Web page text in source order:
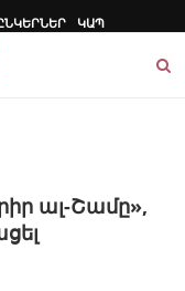
ԿԱՊ
ալ-Շամը»,